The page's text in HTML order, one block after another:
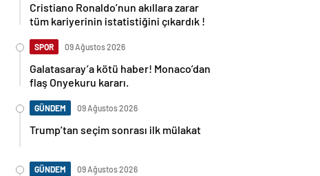
Cristiano Ronaldo’nun akıllara zarar
tüm kariyerinin istatistiğini çıkardık !
SPOR 09 Ağustos 2026
Galatasaray’a kötü haber! Monaco’dan
flaş Onyekuru kararı.
GÜNDEM 09 Ağustos 2026
Trump’tan seçim sonrası ilk mülakat
GÜNDEM 09 Ağustos 2026